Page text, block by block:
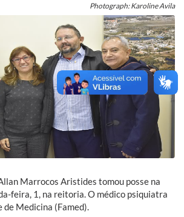
Photograph: Karoline Avila
Marrocos Aristides tomou posse na
feira, 1, na reitoria. O médico psiquiatra
de Medicina (Famed).